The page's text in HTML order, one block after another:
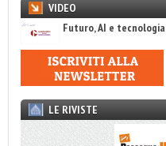
VIDEO
Futuro, AI e
LE RIVISTE